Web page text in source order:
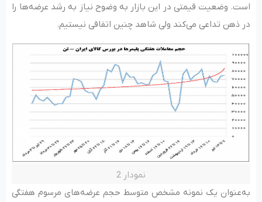
است. وضعیت قیمتی در این بازار به وضوح نیاز به رشد عرضه‌ها را
در ذهن تداعی می‌کند ولی شاهد چنین اتفاقی نیستیم.
نمودار 2
به‌عنوان یک نمونه مشخص متوسط حجم عرضه‌های مرسوم هفتگی